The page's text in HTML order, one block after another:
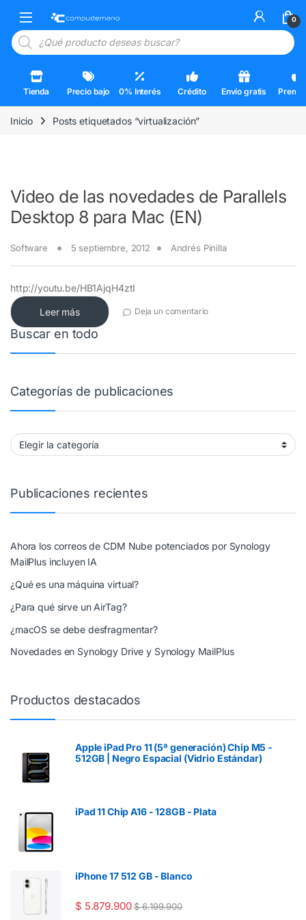
Open 0
Búsqueda de productos
Tienda Precio bajo 0% Interés Crédito Envío gratis
Inicio Posts etiquetados “virtualización”
Video de las novedades de Parallels
Desktop 8 para Mac (EN)
Software 5 septiembre, 2012 Andrés Pinilla
http://youtu.be/HB1AjqH4ztI
Leer más Deja un comentario
Buscar en todo
Categorías de publicaciones
Categorías de publicaciones
Publicaciones recientes
Ahora los correos de CDM Nube potenciados por Synology
MailPlus incluyen IA
¿Qué es una máquina virtual?
¿Para qué sirve un AirTag?
¿macOS se debe desfragmentar?
Novedades en Synology Drive y Synology MailPlus
Productos destacados
Apple iPad Pro 11 (5ª generación) Chip M5 -
512GB | Negro Espacial (Vidrio Estándar)
iPad 11 Chip A16 - 128GB - Plata
iPhone 17 512 GB - Blanco
$ 5.879.900 $6.199.900